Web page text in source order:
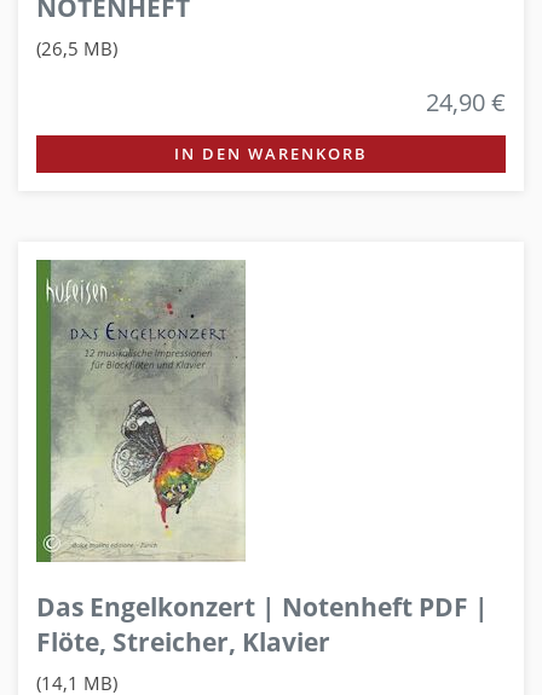
NOTENHEFT
(26,5 MB)
24,90 €
IN DEN WARENKORB
Das Engelkonzert | Notenheft PDF |
Flöte, Streicher, Klavier
(14,1 MB)